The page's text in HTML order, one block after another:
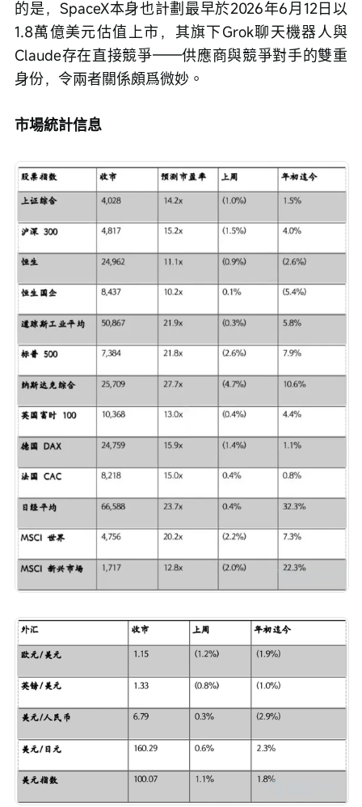
的是，SpaceX本身也計劃最早於2026年6月12日以
1.8萬億美元估值上市，其旗下Grok聊天機器人與
Claude存在直接競爭——供應商與競爭對手的雙重
身份，令兩者關係頗爲微妙。
市場統計信息